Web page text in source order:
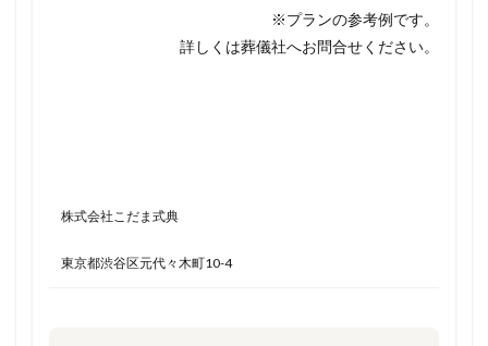
※プランの参考例です。
詳しくは葬儀社へお問合せください。
株式会社こだま式典
東京都渋谷区元代々木町10-4